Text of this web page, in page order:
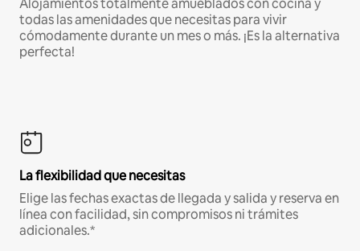
Alojamientos totalmente amueblados con cocina y
todas las amenidades que necesitas para vivir
cómodamente durante un mes o más. ¡Es la alternativa
perfecta!
La flexibilidad que necesitas
Elige las fechas exactas de llegada y salida y reserva en
línea con facilidad, sin compromisos ni trámites
adicionales.*